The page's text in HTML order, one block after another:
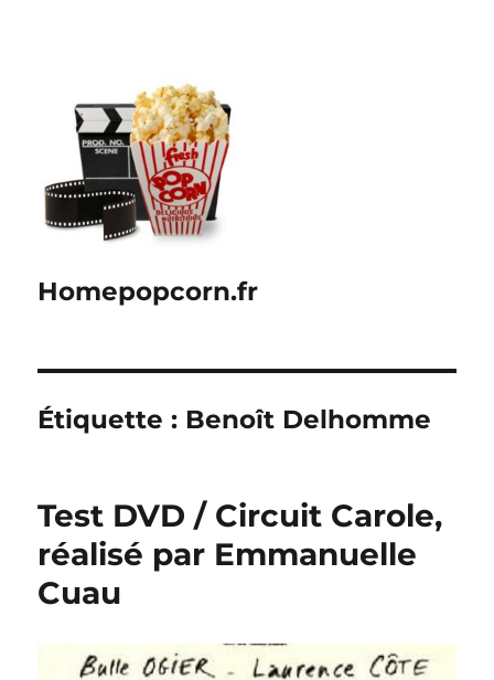
Homepopcorn.fr
Étiquette : Benoît Delhomme
Test DVD / Circuit Carole,
réalisé par Emmanuelle
Cuau